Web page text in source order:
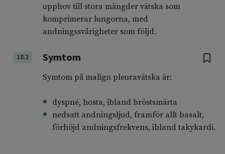
upphov till stora mängder vätska som
komprimerar lungorna, med
andningssvårigheter som följd.
18.2 Symtom
Symtom på malign pleuravätska är:
dyspné, hosta, ibland bröstsmärta
nedsatt andningsljud, framför allt basalt,
förhöjd andningsfrekvens, ibland takykardi.